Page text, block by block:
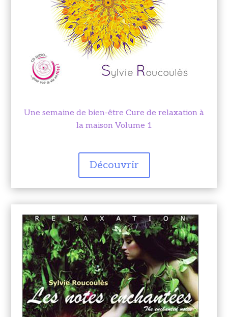
Une semaine de bien-être Cure de relaxation à
la maison Volume 1
Découvrir